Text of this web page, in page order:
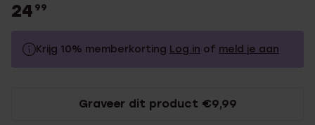
24 99
Krijg 10% memberkorting Log in of meld je aan
Met memberkortingGraveer dit product €9,99